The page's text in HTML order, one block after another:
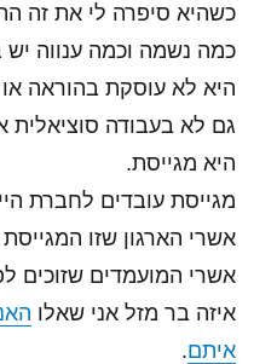
כשהיא סיפרה לי את זה
כמה נשמה וכמה ענווה יש
היא לא עוסקת בהוראה או
גם לא בעבודה סוציאלית
היא מגייסת.
מגייסת עובדים לחברת
אשרי הארגון שזו
אשרי המועמדים שזוכים
איזה בר מזל אני שאלו
איתם.